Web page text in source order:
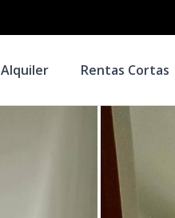
Alquiler Rentas Cortas